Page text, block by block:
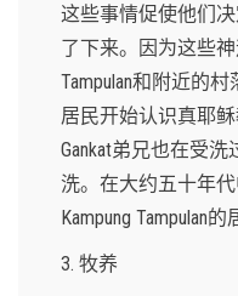
这些事情促使他们
了下来。因为这些神
Tampulan和附近的村
居民开始认识真耶稣
Gankat弟兄也在受
洗。在大约五十年
Kampung Tampulan
3. 牧养